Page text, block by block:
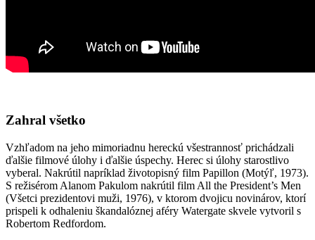
Zahral všetko
Vzhľadom na jeho mimoriadnu hereckú všestrannosť prichádzali
ďalšie filmové úlohy i ďalšie úspechy. Herec si úlohy starostlivo
vyberal. Nakrútil napríklad životopisný film Papillon (Motýľ, 1973).
S režisérom Alanom Pakulom nakrútil film All the President’s Men
(Všetci prezidentovi muži, 1976), v ktorom dvojicu novinárov, ktorí
prispeli k odhaleniu škandalóznej aféry Watergate skvele vytvoril s
Robertom Redfordom.